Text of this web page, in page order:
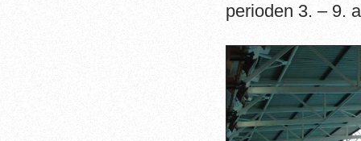
perioden 3. – 9.